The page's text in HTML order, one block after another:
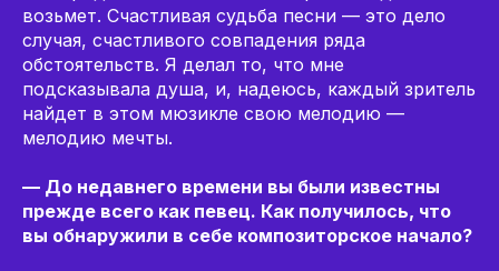
возьмет. Счастливая судьба песни — это дело
случая, счастливого совпадения ряда
обстоятельств. Я делал то, что мне
подсказывала душа, и, надеюсь, каждый зритель
найдет в этом мюзикле свою мелодию —
мелодию мечты.
— До недавнего времени вы были известны
прежде всего как певец. Как получилось, что
вы обнаружили в себе композиторское начало?